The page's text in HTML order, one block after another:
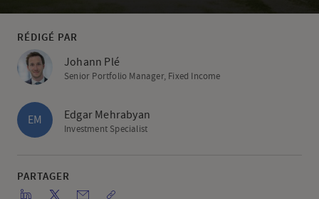
RÉDIGÉ PAR
Johann Plé
Senior Portfolio Manager, Fixed Income
EM Edgar Mehrabyan
Investment Specialist
PARTAGER